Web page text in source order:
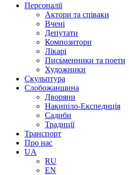
Персоналії
Актори та співаки
Вчені
Депутати
Композитори
Лікарі
Письменники та поети
Художники
Скульптура
Слобожанщина
Дворяни
Накипіло-Експедиція
Садиби
Традиції
Транспорт
Про нас
UA
RU
EN